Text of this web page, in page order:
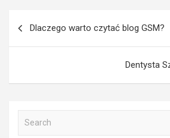
Dlaczego warto czytać blog GSM?
Dentysta